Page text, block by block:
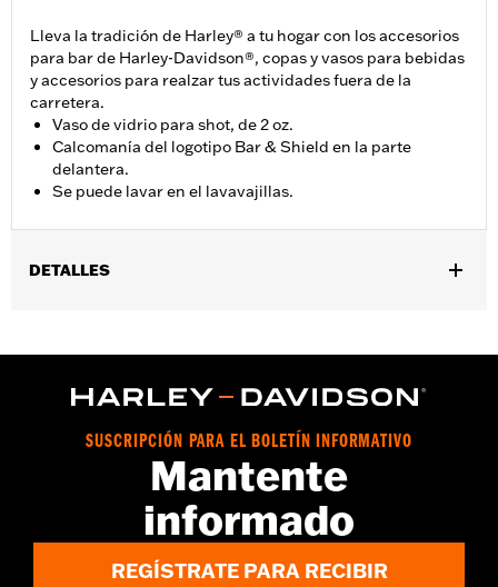
Lleva la tradición de Harley® a tu hogar con los accesorios
para bar de Harley-Davidson®, copas y vasos para bebidas
y accesorios para realzar tus actividades fuera de la
carretera.
Vaso de vidrio para shot, de 2 oz.
Calcomanía del logotipo Bar & Shield en la parte
delantera.
Se puede lavar en el lavavajillas.
DETALLES
vinRequerido:false
SUSCRIPCIÓN PARA EL BOLETÍN INFORMATIVO
Mantente
informado
REGÍSTRATE PARA RECIBIR